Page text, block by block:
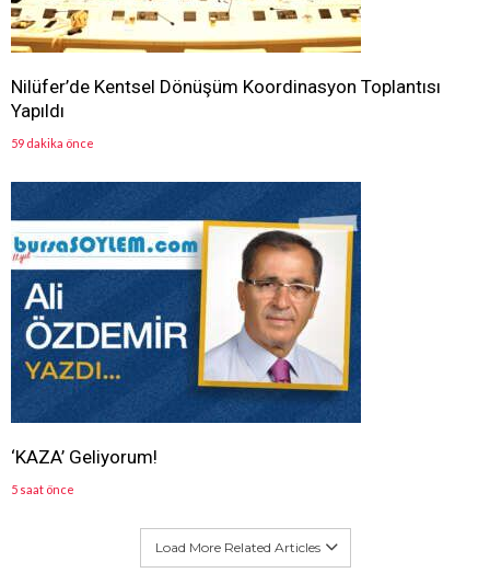
Nilüfer’de Kentsel Dönüşüm Koordinasyon Toplantısı
Yapıldı
59 dakika önce
‘KAZA’ Geliyorum!
5 saat önce
Load More Related Articles